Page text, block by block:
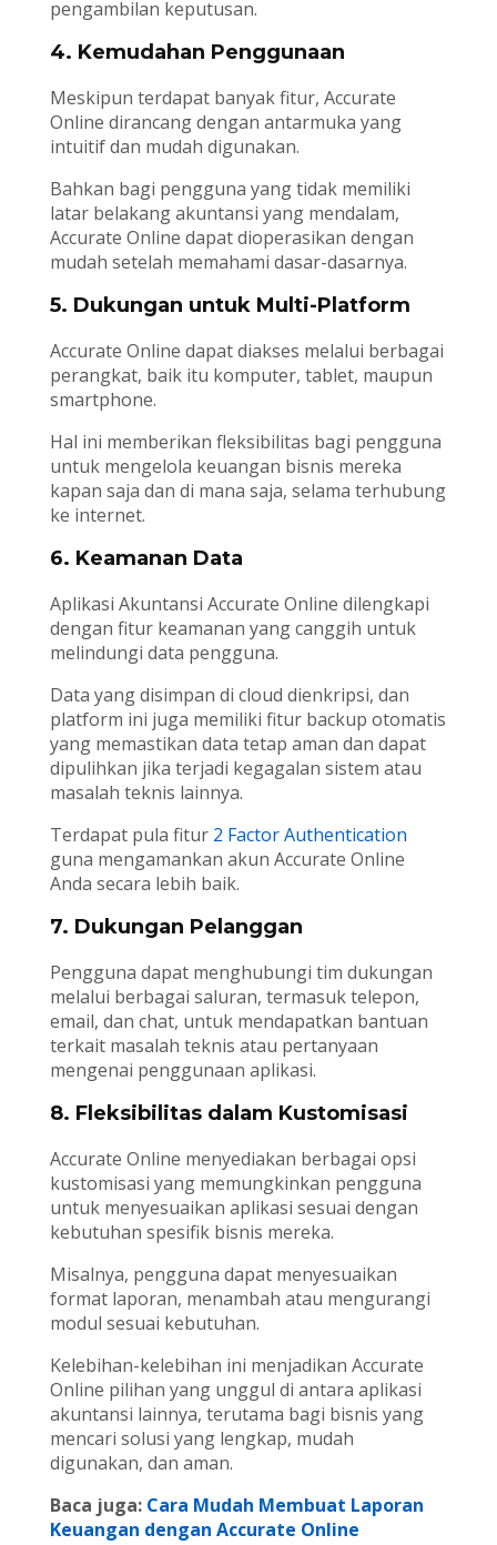
pengambilan keputusan.
4. Kemudahan Penggunaan
Meskipun terdapat banyak fitur, Accurate
Online dirancang dengan antarmuka yang
intuitif dan mudah digunakan.
Bahkan bagi pengguna yang tidak memiliki
latar belakang akuntansi yang mendalam,
Accurate Online dapat dioperasikan dengan
mudah setelah memahami dasar-dasarnya.
5. Dukungan untuk Multi-Platform
Accurate Online dapat diakses melalui berbagai
perangkat, baik itu komputer, tablet, maupun
smartphone.
Hal ini memberikan fleksibilitas bagi pengguna
untuk mengelola keuangan bisnis mereka
kapan saja dan di mana saja, selama terhubung
ke internet.
6. Keamanan Data
Aplikasi Akuntansi Accurate Online dilengkapi
dengan fitur keamanan yang canggih untuk
melindungi data pengguna.
Data yang disimpan di cloud dienkripsi, dan
platform ini juga memiliki fitur backup otomatis
yang memastikan data tetap aman dan dapat
dipulihkan jika terjadi kegagalan sistem atau
masalah teknis lainnya.
Terdapat pula fitur 2 Factor Authentication
guna mengamankan akun Accurate Online
Anda secara lebih baik.
7. Dukungan Pelanggan
Pengguna dapat menghubungi tim dukungan
melalui berbagai saluran, termasuk telepon,
email, dan chat, untuk mendapatkan bantuan
terkait masalah teknis atau pertanyaan
mengenai penggunaan aplikasi.
8. Fleksibilitas dalam Kustomisasi
Accurate Online menyediakan berbagai opsi
kustomisasi yang memungkinkan pengguna
untuk menyesuaikan aplikasi sesuai dengan
kebutuhan spesifik bisnis mereka.
Misalnya, pengguna dapat menyesuaikan
format laporan, menambah atau mengurangi
modul sesuai kebutuhan.
Kelebihan-kelebihan ini menjadikan Accurate
Online pilihan yang unggul di antara aplikasi
akuntansi lainnya, terutama bagi bisnis yang
mencari solusi yang lengkap, mudah
digunakan, dan aman.
Baca juga: Cara Mudah Membuat Laporan
Keuangan dengan Accurate Online